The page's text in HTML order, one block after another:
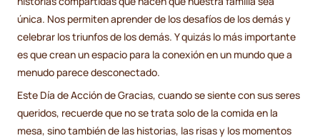
única. Nos permiten aprender de los desafíos de los demás y
celebrar los triunfos de los demás. Y quizás lo más importante
es que crean un espacio para la conexión en un mundo que a
menudo parece desconectado.
Este Día de Acción de Gracias, cuando se siente con sus seres
queridos, recuerde que no se trata solo de la comida en la
mesa, sino también de las historias, las risas y los momentos